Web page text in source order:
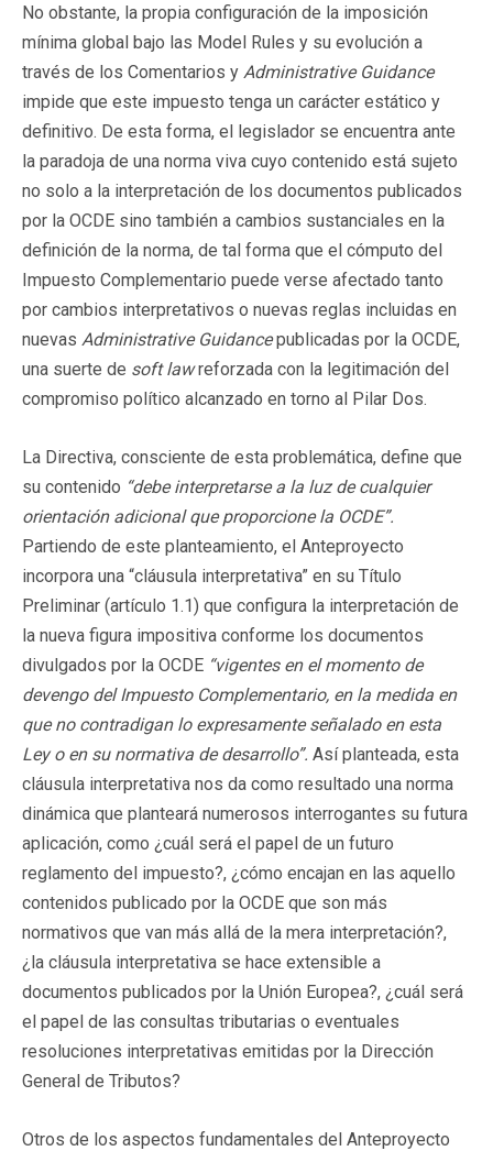
No obstante, la propia configuración de la imposición
mínima global bajo las Model Rules y su evolución a
través de los Comentarios y Administrative Guidance
impide que este impuesto tenga un carácter estático y
definitivo. De esta forma, el legislador se encuentra ante
la paradoja de una norma viva cuyo contenido está sujeto
no solo a la interpretación de los documentos publicados
por la OCDE sino también a cambios sustanciales en la
definición de la norma, de tal forma que el cómputo del
Impuesto Complementario puede verse afectado tanto
por cambios interpretativos o nuevas reglas incluidas en
nuevas Administrative Guidancepublicadas por la OCDE,
una suerte de soft lawreforzada con la legitimación del
compromiso político alcanzado en torno al Pilar Dos.
La Directiva, consciente de esta problemática, define que
su contenido “debe interpretarse a la luz de cualquier
orientación adicional que proporcione la OCDE”.
Partiendo de este planteamiento, el Anteproyecto
incorpora una “cláusula interpretativa” en su Título
Preliminar (artículo 1.1) que configura la interpretación de
la nueva figura impositiva conforme los documentos
divulgados por la OCDE “vigentes en el momento de
devengo del Impuesto Complementario, en la medida en
que no contradigan lo expresamente señalado en esta
Ley o en su normativa de desarrollo”. Así planteada, esta
cláusula interpretativa nos da como resultado una norma
dinámica que planteará numerosos interrogantes su futura
aplicación, como ¿cuál será el papel de un futuro
reglamento del impuesto?, ¿cómo encajan en las aquello
contenidos publicado por la OCDE que son más
normativos que van más allá de la mera interpretación?,
¿la cláusula interpretativa se hace extensible a
documentos publicados por la Unión Europea?, ¿cuál será
el papel de las consultas tributarias o eventuales
resoluciones interpretativas emitidas por la Dirección
General de Tributos?
Otros de los aspectos fundamentales del Anteproyecto